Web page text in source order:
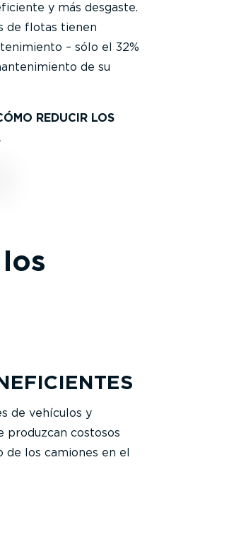
y más desgaste.
de flotas tienen
– sólo el 32%
de su
REDUCIR LOS
de vehículos y
produzcan costosos
los camiones en el